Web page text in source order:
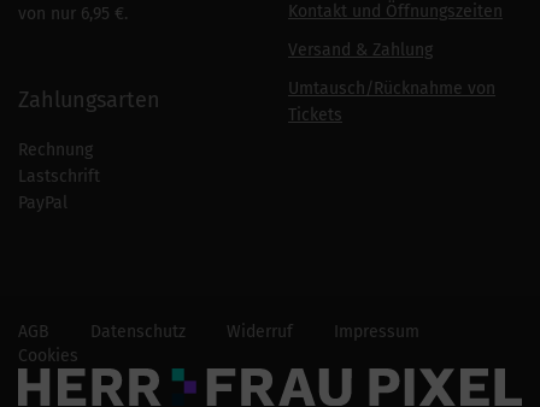
von nur 6,95 €.
Zahlungsarten
Rechnung
Lastschrift
PayPal
Kontakt und Öffnungszeiten
Versand & Zahlung
Umtausch/Rücknahme von
Tickets
AGB Datenschutz Widerruf
Impressum
Cookies